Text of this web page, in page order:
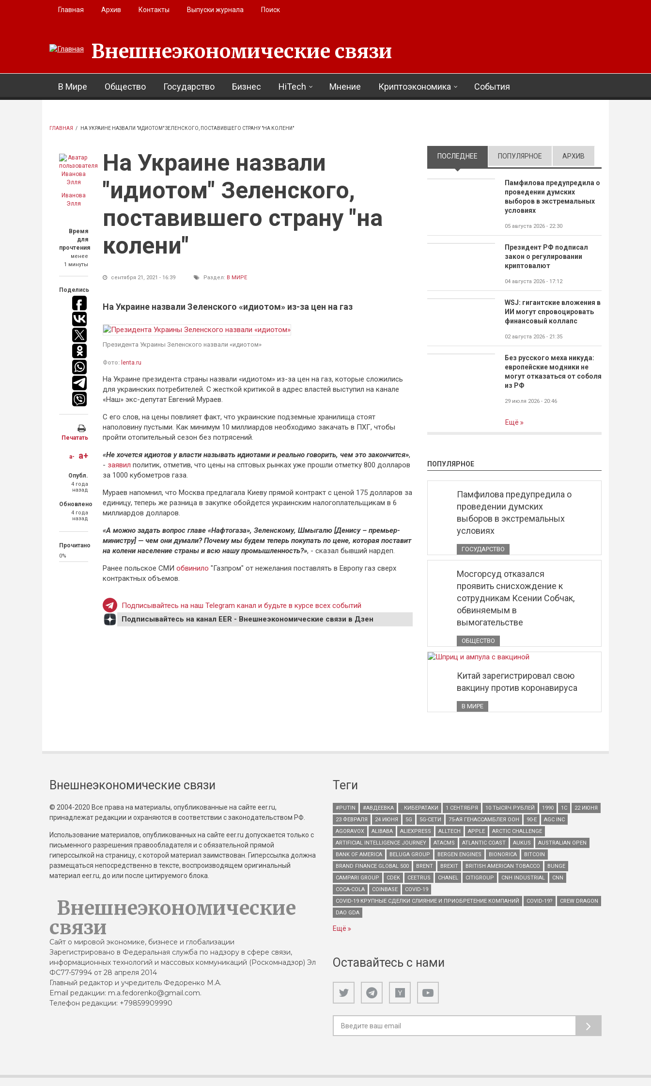
Перейти к основному содержанию
Главная Архив Контакты Выпуски журнала Поиск
Внешнеэкономические связи
В Мире Общество Государство Бизнес HiTech Мнение Криптоэкономика События
ГЛАВНАЯ / НА УКРАИНЕ НАЗВАЛИ "ИДИОТОМ" ЗЕЛЕНСКОГО, ПОСТАВИВШЕГО СТРАНУ "НА КОЛЕНИ"
Иванова
Элля
Время
для
прочтения
менее
1 минуты
Поделись
Печатать
a- a+
Опубл.
4 года
назад
Обновлено
4 года
назад
Прочитано
0%
На Украине назвали
"идиотом" Зеленского,
поставившего страну "на
колени"
сентября 21, 2021 - 16:39 Раздел: В МИРЕ
На Украине назвали Зеленского «идиотом» из-за цен на газ
Президента Украины Зеленского назвали «идиотом»
Фото: lenta.ru
На Украине президента страны назвали «идиотом» из-за цен на газ, которые сложились
для украинских потребителей. С жесткой критикой в адрес властей выступил на канале
«Наш» экс-депутат Евгений Мураев.
С его слов, на цены повлияет факт, что украинские подземные хранилища стоят
наполовину пустыми. Как минимум 10 миллиардов необходимо закачать в ПХГ, чтобы
пройти отопительный сезон без потрясений.
«Не хочется идиотов у власти называть идиотами и реально говорить, чем это закончится»,
- заявил политик, отметив, что цены на сптовых рынках уже прошли отметку 800 долларов
за 1000 кубометров газа.
Мураев напомнил, что Москва предлагала Киеву прямой контракт с ценой 175 долларов за
единицу, теперь же разница в закупке обойдется украинским налогоплательщикам в 6
миллиардов долларов.
«А можно задать вопрос главе «Нафтогаза», Зеленскому, Шмыгалю [Денису – премьер-
министру] — чем они думали? Почему мы будем теперь покупать по цене, которая поставит
на колени население страны и всю нашу промышленность?», - сказал бывший нардеп.
Ранее польское СМИ обвинило "Газпром" от нежелания поставлять в Европу газ сверх
контрактных объемов.
Подписывайтесь на наш Telegram канал и будьте в курсе всех событий
Подписывайтесь на канал EER - Внешнеэкономические связи в Дзен
ПОСЛЕДНЕЕ (АКТИВНАЯ ВКЛАДКА)
ПОПУЛЯРНОЕ АРХИВ
Памфилова предупредила о
проведении думских
выборов в экстремальных
условиях
05 августа 2026 - 22:30
Президент РФ подписал
закон о регулировании
криптовалют
04 августа 2026 - 17:12
WSJ: гигантские вложения в
ИИ могут спровоцировать
финансовый коллапс
02 августа 2026 - 21:35
Без русского меха никуда:
европейские модники не
могут отказаться от соболя
из РФ
29 июля 2026 - 20:46
Ещё
ПОПУЛЯРНОЕ
Памфилова предупредила о
проведении думских
выборов в экстремальных
условиях
ГОСУДАРСТВО
Мосгорсуд отказался
проявить снисхождение к
сотрудникам Ксении Собчак,
обвиняемым в
вымогательстве
ОБЩЕСТВО
Китай зарегистрировал свою
вакцину против коронавируса
В МИРЕ
Внешнеэкономические связи
© 2004-2020 Все права на материалы, опубликованные на сайте eer.ru,
принадлежат редакции и охраняются в соответствии с законодательством РФ.
Использование материалов, опубликованных на сайте eer.ru допускается только с
письменного разрешения правообладателя и с обязательной прямой
гиперссылкой на страницу, с которой материал заимствован. Гиперссылка должна
размещаться непосредственно в тексте, воспроизводящем оригинальный
материал eer.ru, до или после цитируемого блока.
Внешнеэкономические
связи
Сайт о мировой экономике, бизнесе и глобализации
Зарегистрировано в Федеральная служба по надзору в сфере связи,
информационных технологий и массовых коммуникаций (Роскомнадзор) Эл
ФС77-57994 от 28 апреля 2014
Главный редактор и учредитель Федоренко М.А.
Email редакции: m.a.fedorenko@gmail.com.
Телефон редакции: +79859909990
Теги
#PUTIN #АВДЕЕВКА . КИБЕРАТАКИ 1 СЕНТЯБРЯ 10 ТЫСЯЧ РУБЛЕЙ 1990 1С
22 ИЮНЯ
23 ФЕВРАЛЯ
24 ИЮНЯ 5G 5G-СЕТИ 75-АЯ ГЕНАССАМБЛЕЯ ООН 90-Е
AGC INC
AGORAVOX
ALIBABA ALIEXPRESS ALLTECH APPLE
ARCTIC CHALLENGE
ARTIFICIAL INTELLIGENCE JOURNEY
ATACMS ATLANTIC COAST AUKUS
AUSTRALIAN OPEN
BANK OF AMERICA
BELUGA GROUP BERGEN ENGINES BIONORICA
BITCOIN
BRAND FINANCE GLOBAL 500
BRENT BREXIT BRITISH AMERICAN TOBACCO
BUNGE
CAMPARI GROUP
CDEK CEETRUS CHANEL CITIGROUP CNH INDUSTRIAL
CNN
COCA-COLA
COINBASE
COVID-19
COVID-19 КРУПНЫЕ СДЕЛКИ СЛИЯНИЕ И ПРИОБРЕТЕНИЕ КОМПАНИЙ
COVID-19?
CREW DRAGON
DAO GDA
Ещё
Оставайтесь с нами